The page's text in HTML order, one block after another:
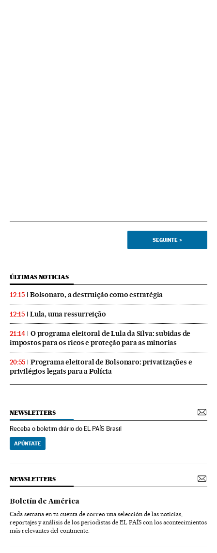
SEGUINTE >
ÚLTIMAS NOTICIAS
12:15 Bolsonaro, a destruição como estratégia
12:15 Lula, uma ressurreição
21:14
O programa eleitoral de Lula da Silva: subidas de
impostos para os ricos e proteção para as minorias
20:55
Programa eleitoral de Bolsonaro: privatizações e
privilégios legais para a Polícia
NEWSLETTERS
Receba o boletim diário do EL PAÍS Brasil
APÚNTATE
NEWSLETTERS
Boletín de América
Cada semana en tu cuenta de correo una selección de las noticias,
reportajes y análisis de los periodistas de EL PAÍS con los acontecimientos
más relevantes del continente.